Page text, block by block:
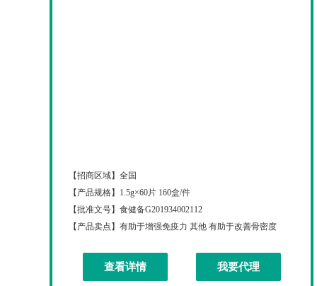
【招商区域】 全国
【产品规格】
1.5g×60片 160盒/件
【批准文号】 食健备G201934002112
【产品卖点】 有助于增强免疫力 其他 有助于改善骨密度
查看详情 我要代理